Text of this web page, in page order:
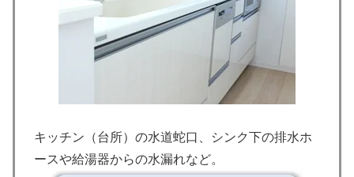
キッチン（台所）の水道蛇口、シンク下の排水ホ
ースや給湯器からの水漏れなど。